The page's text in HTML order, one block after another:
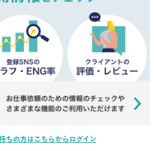
ちの方はこちらからログイン